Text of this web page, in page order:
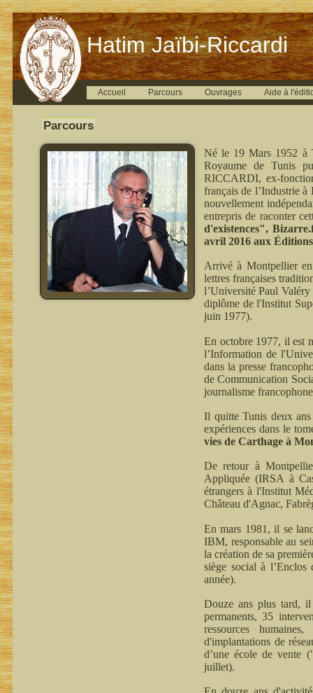
Hatim Jaïbi-Riccardi
Accueil Parcours Ouvrages Aide à
Parcours
Né le 19 Mars 1952 à
Royaume de Tunis
RICCARDI, ex-
français de l’Industrie à
nouvellement
entrepris de raconter
d'existences",
avril 2016 aux
Arrivé à Montpellier
lettres françaises
l’Université Paul
diplôme de l'Institut
juin 1977).
En octobre 1977, il est
l’Information de
dans la presse
de Communication
journalisme
Il quitte Tunis deux
expériences dans le
vies de Carthage à
De retour à
Appliquée (IRSA à
étrangers à l'Institut
Château d'Agnac,
En mars 1981, il se
IBM, responsable au
la création de sa
siège social à
année).
Douze ans plus tard,
permanents, 35
ressources
d'implantations de
d’une école de vente
juillet).